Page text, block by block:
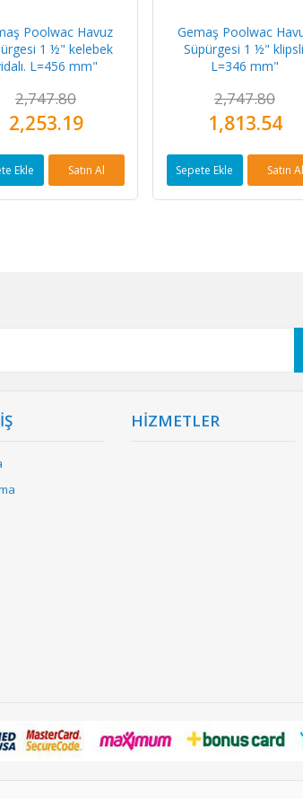
Poolwac Havuz
1 ½" kelebek
L=456 mm"
2,747.80
2,253.19
Ekle Satın Al
Gemaş Poolwac
Süpürgesi 1 ½"
L=346 mm"
2,747.80
1,813.54
Sepete Ekle Satın Al
HİZMETLER